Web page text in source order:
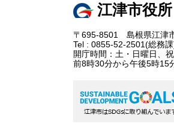
江津市役所
〒695-8501 島根県江津
Tel : 0855-52-2501(総務
開庁時間：土・日曜日、
前8時30分から午後5時15